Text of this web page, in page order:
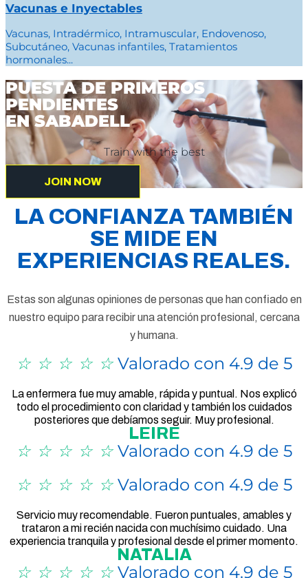
Vacunas e Inyectables
Vacunas, Intradérmico, Intramuscular, Endovenoso,
Subcutáneo, Vacunas infantiles, Tratamientos
hormonales...
PUESTA DE PRIMEROS
PENDIENTES
EN SABADELL
Train with the best
JOIN NOW
LA CONFIANZA TAMBIÉN
SE MIDE EN
EXPERIENCIAS REALES.
Estas son algunas opiniones de personas que han confiado en
nuestro equipo para recibir una atención profesional, cercana
y humana.
☆ ☆ ☆ ☆ ☆ Valorado con 4.9 de 5
La enfermera fue muy amable, rápida y puntual. Nos explicó
todo el procedimiento con claridad y también los cuidados
posteriores que debíamos seguir. Muy profesional.
LEIRE
☆ ☆ ☆ ☆ ☆ Valorado con 4.9 de 5
☆ ☆ ☆ ☆ ☆ Valorado con 4.9 de 5
Servicio muy recomendable. Fueron puntuales, amables y
trataron a mi recién nacida con muchísimo cuidado. Una
experiencia tranquila y profesional desde el primer momento.
NATALIA
☆ ☆ ☆ ☆ ☆ Valorado con 4.9 de 5